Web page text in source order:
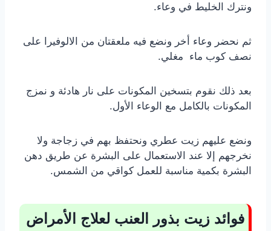
ونترك الخليط في وعاء.
ثم نحضر وعاء أخر ونضع فيه ملعقتان من الالوفيرا على
نصف كوب ماء مغلي.
بعد ذلك نقوم بتسخين المكونات على نار هادئة و نمزج
المكونات بالكامل مع الوعاء الأول.
ونضع عليهم زيت عطري ونحتفظ بهم في زجاجة ولا
نخرجهم إلا عند الاستعمال على البشرة عن طريق دهن
البشرة بكمية مناسبة للعمل كواقي من الشمس.
فوائد زيت بذور العنب لعلاج الأمراض